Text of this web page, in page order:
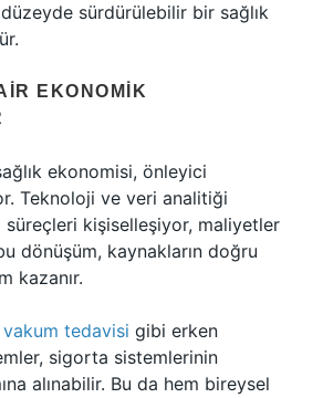
sürdürülebilir bir sağlık
EKONOMIK
ekonomisi, önleyici
Teknoloji ve veri analitiği
süreçleri kişiselleşiyor, maliyetler
dönüşüm, kaynakların doğru
kazanır.
vakum tedavisi gibi erken
sigorta sistemlerinin
alınabilir. Bu da hem bireysel